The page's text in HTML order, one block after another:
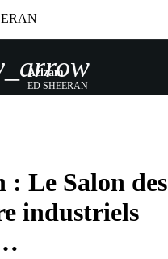
Azizam
ED SHEERAN
: Le Salon des
industriels